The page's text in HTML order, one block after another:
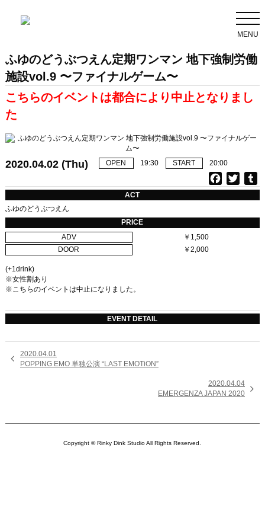
MENU
ふゆのどうぶつえん定期ワンマン 地下強制労働
施設vol.9 〜ファイナルゲーム〜
こちらのイベントは都合により中止となりまし
た
2020.04.02 (Thu) OPEN 19:30 START 20:00
a
e
b
w
t
t
u
b
l
ACT
ふゆのどうぶつえん
PRICE
ADV
￥1,500
DOOR
￥2,000
(+1drink)
※女性割あり
※こちらのイベントは中止になりました。
EVENT DETAIL

2020.04.01
POPPING EMO 単独公演 “LAST EMOTiON”
2020.04.04
EMERGENZA JAPAN 2020

Copyright © Rinky Dink Studio All Rights Reserved.